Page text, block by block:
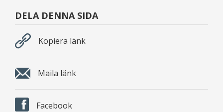
DELA DENNA SIDA
Kopiera länk
Maila länk
Facebook